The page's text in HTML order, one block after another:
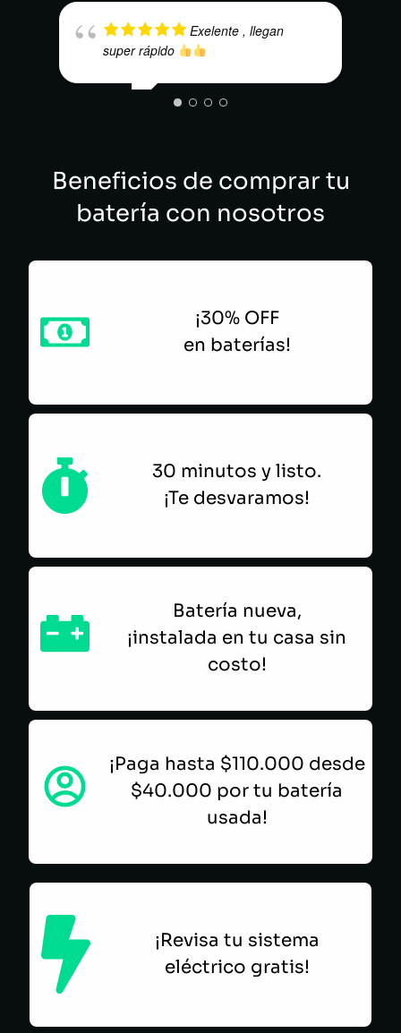
Exelente , llegan
super rápido
Beneficios de comprar tu
batería con nosotros
¡30% OFF
en baterías!
30 minutos y listo.
¡Te desvaramos!
Batería nueva,
¡instalada en tu casa sin
costo!
¡Paga hasta $110.000 desde
$40.000 por tu batería
usada!
¡Revisa tu sistema
eléctrico gratis!